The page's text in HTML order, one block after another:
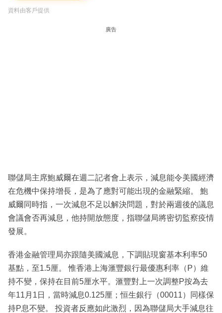
資料由客戶提供
廣告
聯儲局主席鮑威爾在週二記者會上表示，減息能令美國經濟
在危機中保持增長，是為了應對可能出現的金融緊縮。 鮑
威爾同時指，一次減息不足以解決問題，對於兩週後的議息
會議會否再減息，他持開放態度，指聯儲局將密切監察疫情
發展。
香港金融管理局亦跟隨美國減息，下調貼現窗基本利率50
基點，至1.5厘。 惟香港上海滙豐銀行最優惠利率（P）維
持不變，保持在目前5厘水平。滙豐對上一次調整P按為去
年11月1日，當時減息0.125厘；恒生銀行（00011）同樣保
持P息不變。 投資者反應如此激烈，因為聯儲局大手減息往